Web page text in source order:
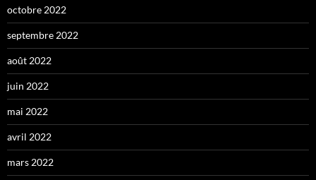
octobre 2022
septembre 2022
août 2022
juin 2022
mai 2022
avril 2022
mars 2022